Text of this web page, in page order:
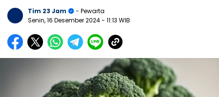
Tim 23 Jam
- Pewarta
Senin, 16 Desember 2024- 11:13 WIB